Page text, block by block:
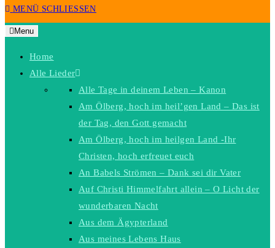
MENÜ SCHLIESSEN
Menu
Home
Alle Lieder
Alle Tage in deinem Leben – Kanon
Am Ölberg, hoch im heil’gen Land – Das ist
der Tag, den Gott gemacht
Am Ölberg, hoch im heilgen Land -Ihr
Christen, hoch erfreuet euch
An Babels Strömen – Dank sei dir Vater
Auf Christi Himmelfahrt allein – O Licht der
wunderbaren Nacht
Aus dem Ägypterland
Aus meines Lebens Haus